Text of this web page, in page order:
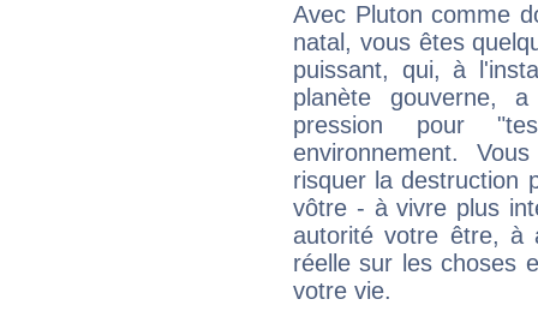
Avec Pluton comme
natal, vous êtes
puissant, qui, à
planète gouverne,
pression pour
environnement.
risquer la destruction
vôtre - à vivre plus
autorité votre être, à
réelle sur les choses
votre vie.